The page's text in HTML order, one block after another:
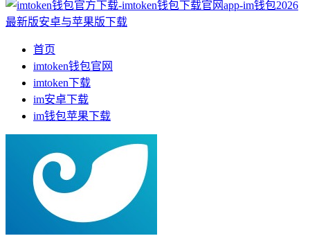
首页
imtoken钱包官网
imtoken下载
im安卓下载
im钱包苹果下载